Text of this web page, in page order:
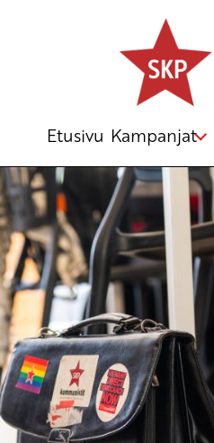
Etusivu Kampanjat